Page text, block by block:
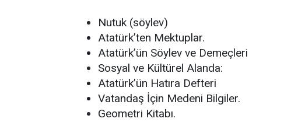
Nutuk (söylev)
Atatürk’ten Mektuplar.
Atatürk’ün Söylev ve Demeçleri
Sosyal ve Kültürel Alanda:
Atatürk’ün Hatıra Defteri
Vatandaş İçin Medeni Bilgiler.
Geometri Kitabı.